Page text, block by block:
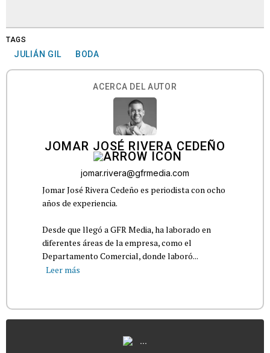
TAGS
JULIÁN GIL BODA
ACERCA DEL AUTOR
JOMAR JOSÉ RIVERA CEDEÑO
jomar.rivera@gfrmedia.com
Jomar José Rivera Cedeño es periodista con ocho
años de experiencia.
Desde que llegó a GFR Media, ha laborado en
diferentes áreas de la empresa, como el
Departamento Comercial, donde laboró...
Leer más
...